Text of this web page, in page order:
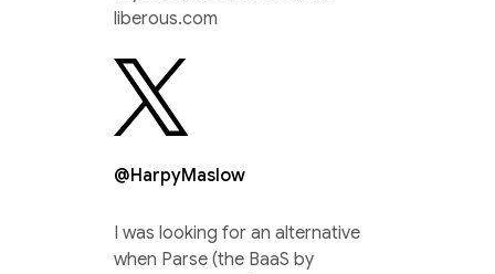
liberous.com
@HarpyMaslow
I was looking for an alternative
when Parse (the BaaS by